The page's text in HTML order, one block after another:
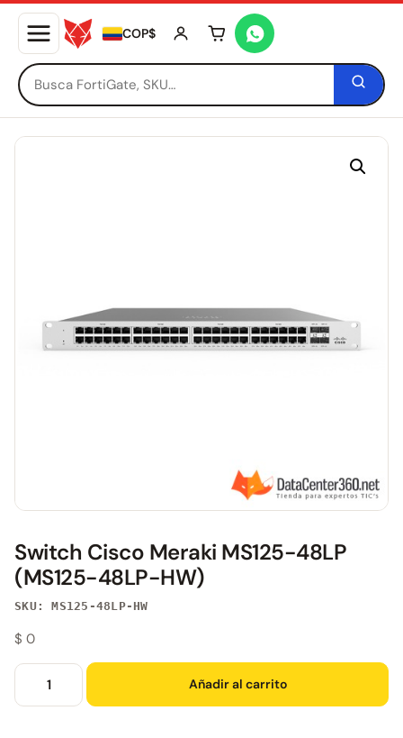
COP$ Tu carrito está vacío
Switch Cisco Meraki MS125-48LP
(MS125-48LP-HW)
SKU: MS125-48LP-HW
$ 0
Añadir al carrito